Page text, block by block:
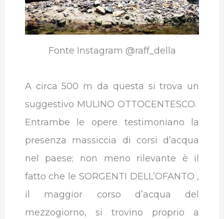
Fonte Instagram @raff_della
A circa 500 m da questa si trova un
suggestivo MULINO OTTOCENTESCO.
Entrambe le opere testimoniano la
presenza massiccia di corsi d’acqua
nel paese; non meno rilevante è il
fatto che le SORGENTI DELL’OFANTO ,
il maggior corso d’acqua del
mezzogiorno, si trovino proprio a